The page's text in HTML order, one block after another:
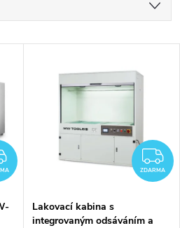
ZDARMA
ZDARMA
Lakovací kabina s
integrovaným odsáváním a